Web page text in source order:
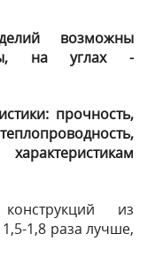
возможны
на углах -
прочность,
из
1,8 раза лучше,